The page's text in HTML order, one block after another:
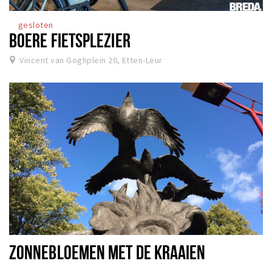
gesloten
BOERE FIETSPLEZIER
Vincent van Goghplein 20, Etten-Leur
ZONNEBLOEMEN MET DE KRAAIEN